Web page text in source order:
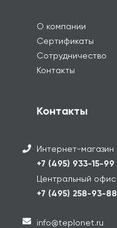
О компании
Сертификаты
Сотрудничество
Контакты
Контакты
Интернет-магазин
+7 (495) 933-15-99
Центральный офис
+7 (495) 258-93-88
info@teplonet.ru